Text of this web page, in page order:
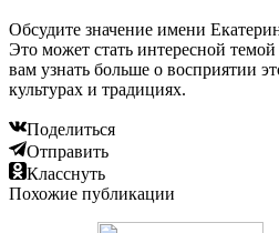
Обсудите значение имени
Это может стать интересной
вам узнать больше о восприятии
культурах и традициях.
Поделиться
Отправить
Класснуть
Похожие публикации